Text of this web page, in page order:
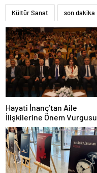
Kültür Sanat son dakika
Hayati İnanç’tan Aile
İlişkilerine Önem Vurgusu